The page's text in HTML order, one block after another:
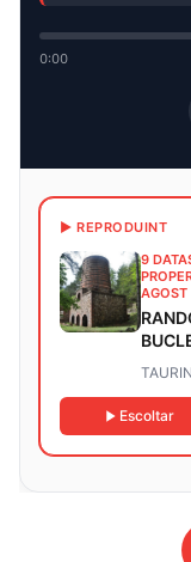
0:00
▶ REPRODUINT
9
AGOST
Escoltar